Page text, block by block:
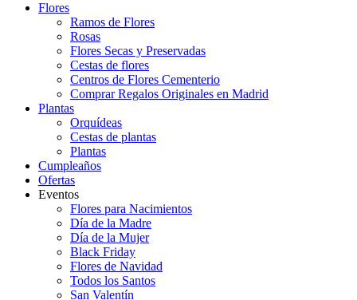
Flores
Ramos de Flores
Rosas
Flores Secas y Preservadas
Cestas de flores
Centros de Flores Cementerio
Comprar Regalos Originales en Madrid
Plantas
Orquídeas
Cestas de plantas
Plantas
Cumpleaños
Ofertas
Eventos
Flores para Nacimientos
Día de la Madre
Día de la Mujer
Black Friday
Flores de Navidad
Todos los Santos
San Valentín